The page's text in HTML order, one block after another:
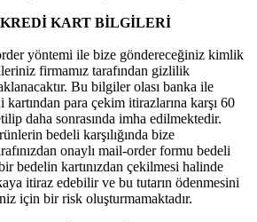
KART BİLGİLERİ
yöntemi ile bize göndereceğiniz kimlik
firmamız tarafından gizlilik
Bu bilgiler olası banka ile
para çekim itirazlarına karşı 60
daha sonrasında imha edilmektedir.
bedeli karşılığında bize
onaylı mail-order formu bedeli
bedelin kartınızdan çekilmesi halinde
itiraz edebilir ve bu tutarın ödenmesini
için bir risk oluşturmamaktadır.